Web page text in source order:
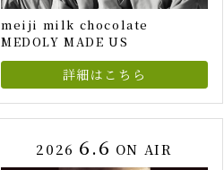
meiji milk chocolate
MEDOLY MADE US
詳細はこちら
2026 6.6 ON AIR